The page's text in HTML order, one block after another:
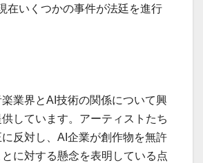
在いくつかの事件が法廷を進行
業界とAI技術の関係について興
しています。アーティストたち
反対し、AI企業が創作物を無許
に対する懸念を表明している点